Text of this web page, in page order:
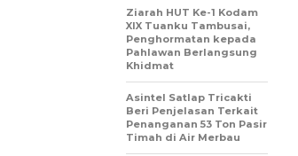
Ziarah HUT Ke-1 Kodam
XIX Tuanku Tambusai,
Penghormatan kepada
Pahlawan Berlangsung
Khidmat
Asintel Satlap Tricakti
Beri Penjelasan Terkait
Penanganan 53 Ton Pasir
Timah di Air Merbau